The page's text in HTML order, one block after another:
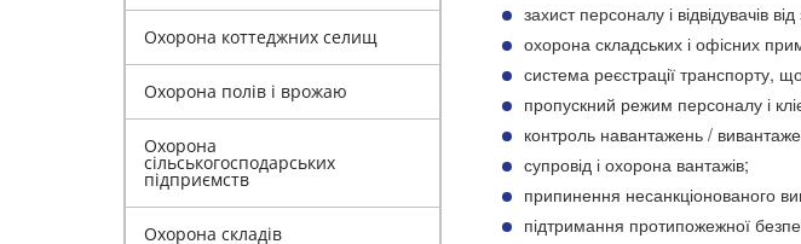
Охорона коттеджних селищ
Охорона полів і врожаю
Охорона
сільськогосподарських
підприємств
Охорона складів
захист персоналу і відвідувачів від
охорона складських і офісних
система реєстрації транспорту,
пропускний режим персоналу і
контроль навантажень /
супровід і охорона вантажів;
припинення несанкціонованого
підтримання протипожежної